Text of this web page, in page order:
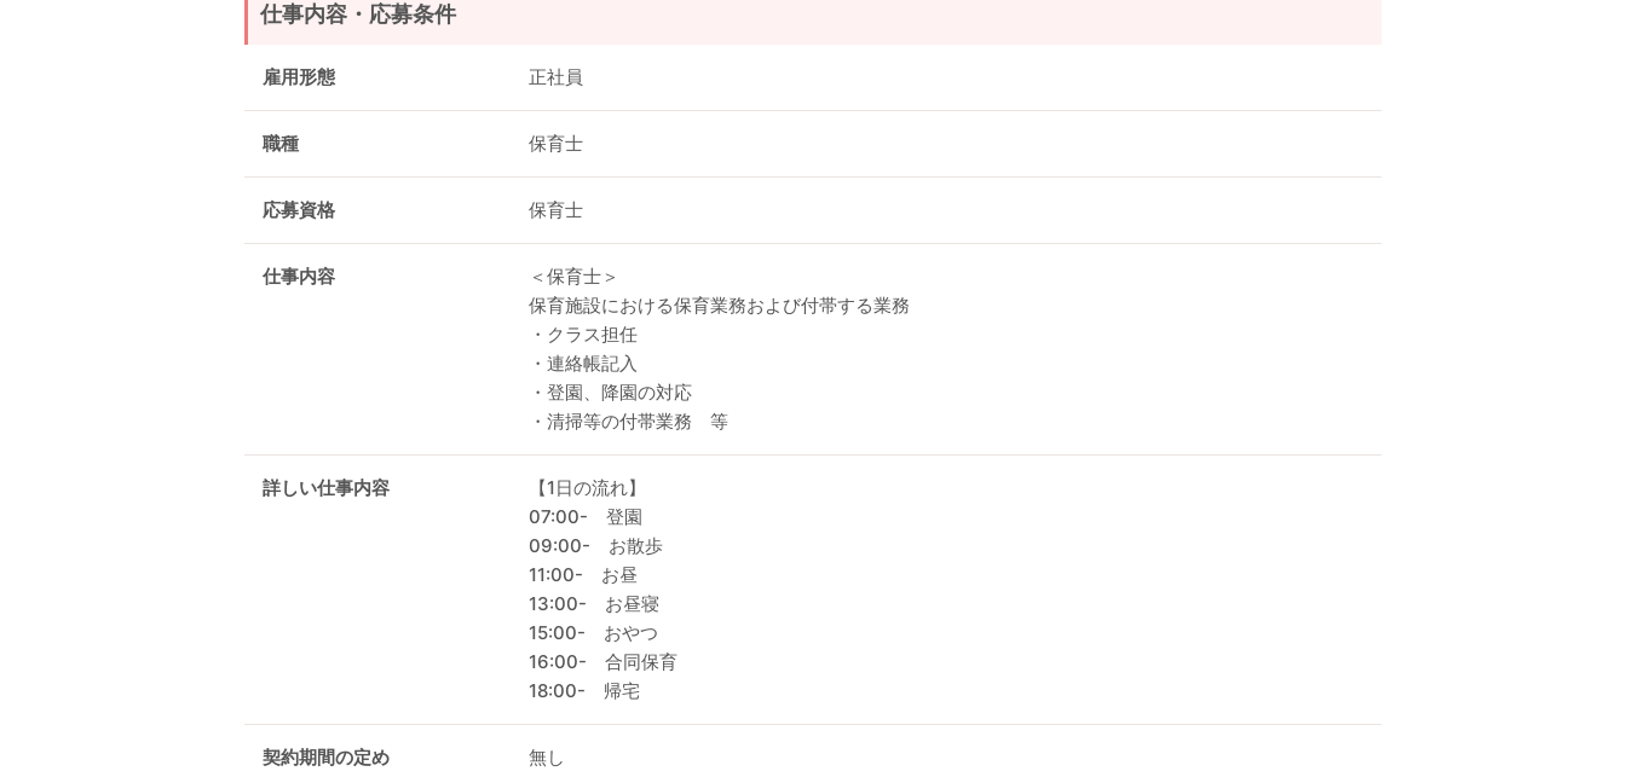
仕事内容・応募条件
雇用形態 正社員
職種 保育士
応募資格 保育士
仕事内容
＜保育士＞
保育施設における保育業務および付帯する業務
・クラス担任
・連絡帳記入
・登園、降園の対応
・清掃等の付帯業務 等
詳しい仕事内容
【1日の流れ】
07:00- 登園
09:00- お散歩
11:00- お昼
13:00- お昼寝
15:00- おやつ
16:00- 合同保育
18:00- 帰宅
契約期間の定め 無し